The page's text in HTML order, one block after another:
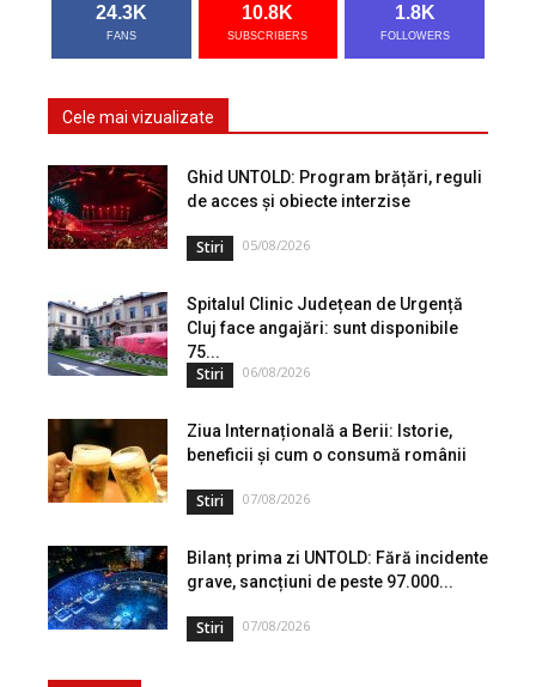
24.3K
FANS
10.8K
SUBSCRIBERS
1.8K
FOLLOWERS
Cele mai vizualizate
Ghid UNTOLD: Program brățări, reguli
de acces și obiecte interzise
Stiri 05/08/2026
Spitalul Clinic Județean de Urgență
Cluj face angajări: sunt disponibile
75...
Stiri 06/08/2026
Ziua Internațională a Berii: Istorie,
beneficii și cum o consumă românii
Stiri 07/08/2026
Bilanț prima zi UNTOLD: Fără incidente
grave, sancțiuni de peste 97.000...
Stiri 07/08/2026